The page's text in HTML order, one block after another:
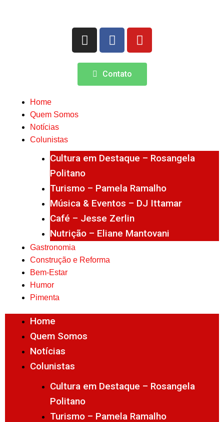
Contato
Home
Quem Somos
Notícias
Colunistas
Cultura em Destaque – Rosangela
Politano
Turismo – Pamela Ramalho
Música & Eventos – DJ Ittamar
Café – Jesse Zerlin
Nutrição – Eliane Mantovani
Gastronomia
Construção e Reforma
Bem-Estar
Humor
Pimenta
Home
Quem Somos
Notícias
Colunistas
Cultura em Destaque – Rosangela
Politano
Turismo – Pamela Ramalho